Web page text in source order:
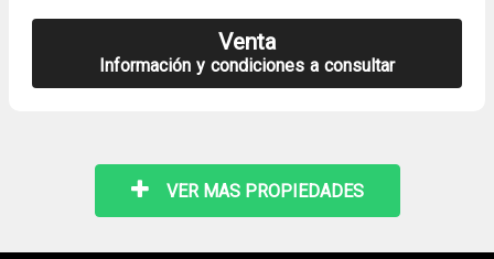
Venta
Información y condiciones a consultar
VER MAS PROPIEDADES